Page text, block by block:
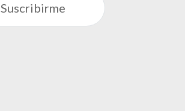
Suscribirme